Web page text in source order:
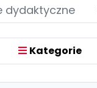
numery
dydaktyczne
Kategorie